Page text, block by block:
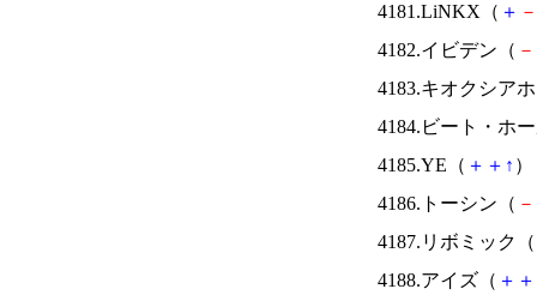
4181.LiNKX（ ＋ －
4182.イビデン（ －
4183.キオクシア
4184.ビート・ホ
4185.YE（ ＋ ＋ ↑ ）
4186.トーシン（ －
4187.リボミック（
4188.アイズ（ ＋ ＋